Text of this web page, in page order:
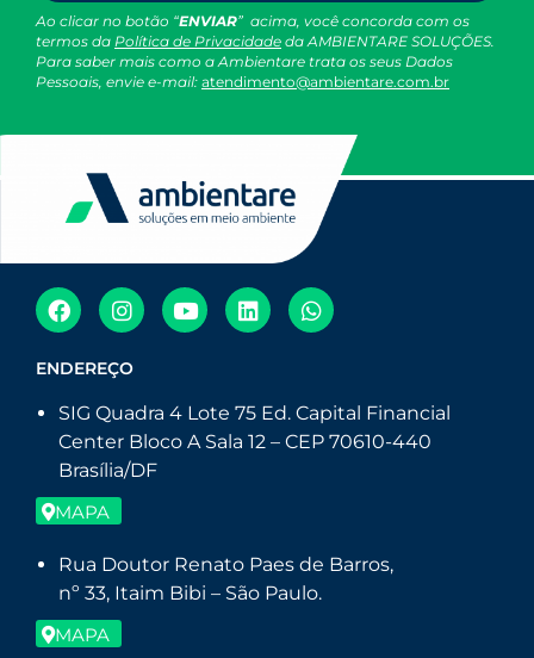
Ao clicar no botão “ENVIAR” acima, você concorda com os
termos da Política de Privacidade da AMBIENTARE SOLUÇÕES.
Para saber mais como a Ambientare trata os seus Dados
Pessoais, envie e-mail: atendimento@ambientare.com.br
ENDEREÇO
SIG Quadra 4 Lote 75 Ed. Capital Financial
Center Bloco A Sala 12 – CEP 70610-440
Brasília/DF
MAPA
Rua Doutor Renato Paes de Barros,
nº 33, Itaim Bibi – São Paulo.
MAPA